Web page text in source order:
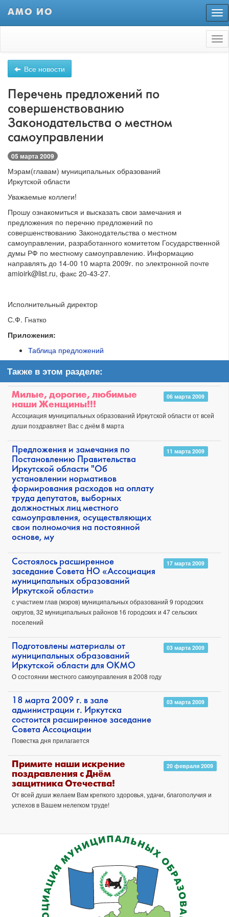
АМО ИО
Все новости
Перечень предложений по
совершенствованию
Законодательства о местном
самоуправлении
05 марта 2009
Мэрам(главам) муниципальных образований
Иркутской области
Уважаемые коллеги!
Прошу ознакомиться и высказать свои замечания и
предложения по перечню предложений по
совершенствованию Законодательства о местном
самоуправлении, разработанного комитетом Государственной
думы РФ по местному самоуправлению. Информацию
направлять до 14-00 10 марта 2009г. по электронной почте
amioirk@list.ru, факс 20-43-27.
Исполнительный директор
С.Ф. Гнатко
Приложения:
Таблица предложений
Также в этом разделе:
Милые, дорогие, любимые
наши Женщины!!!
06 марта 2009
Ассоциация муниципальных образований Иркутской области от всей
души поздравляет Вас с днём 8 марта
Предложения и замечания по
Постановлению Правительства
Иркутской области "Об
установлении нормативов
формирования расходов на оплату
труда депутатов, выборных
должностных лиц местного
самоуправления, осуществляющих
свои полномочия на постоянной
основе, му
11 марта 2009
Состоялось расширенное
заседание Совета НО «Ассоциация
муниципальных образований
Иркутской области»
17 марта 2009
с участием глав (мэров) муниципальных образований 9 городских
округов, 32 муниципальных районов 16 городских и 47 сельских
поселений
Подготовлены материалы от
муниципальных образований
Иркутской области для ОКМО
03 марта 2009
О состоянии местного самоуправления в 2008 году
18 марта 2009 г. в зале
администрации г. Иркутска
состоится расширенное заседание
Совета Ассоциации
03 марта 2009
Повестка дня прилагается
Примите наши искрение
поздравления с Днём
защитника Отечества!
20 февраля 2009
От всей души желаем Вам крепкого здоровья, удачи, благополучия и
успехов в Вашем нелегком труде!